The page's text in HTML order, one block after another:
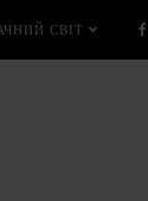
СВІТ